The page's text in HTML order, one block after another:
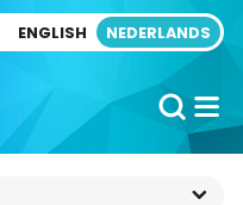
ENGLISH NEDERLANDS